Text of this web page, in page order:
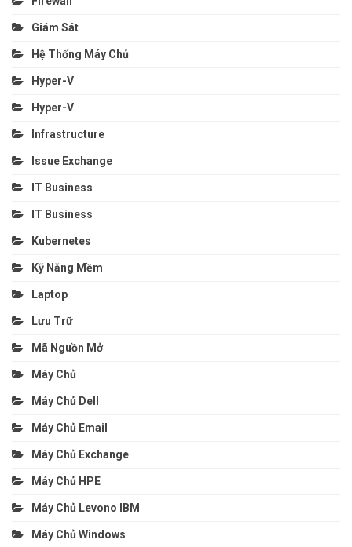
Giám Sát
Hệ Thống Máy Chủ
Hyper-V
Hyper-V
Infrastructure
Issue Exchange
IT Business
IT Business
Kubernetes
Kỹ Năng Mềm
Laptop
Lưu Trữ
Mã Nguồn Mở
Máy Chủ
Máy Chủ Dell
Máy Chủ Email
Máy Chủ Exchange
Máy Chủ HPE
Máy Chủ Levono IBM
Máy Chủ Windows